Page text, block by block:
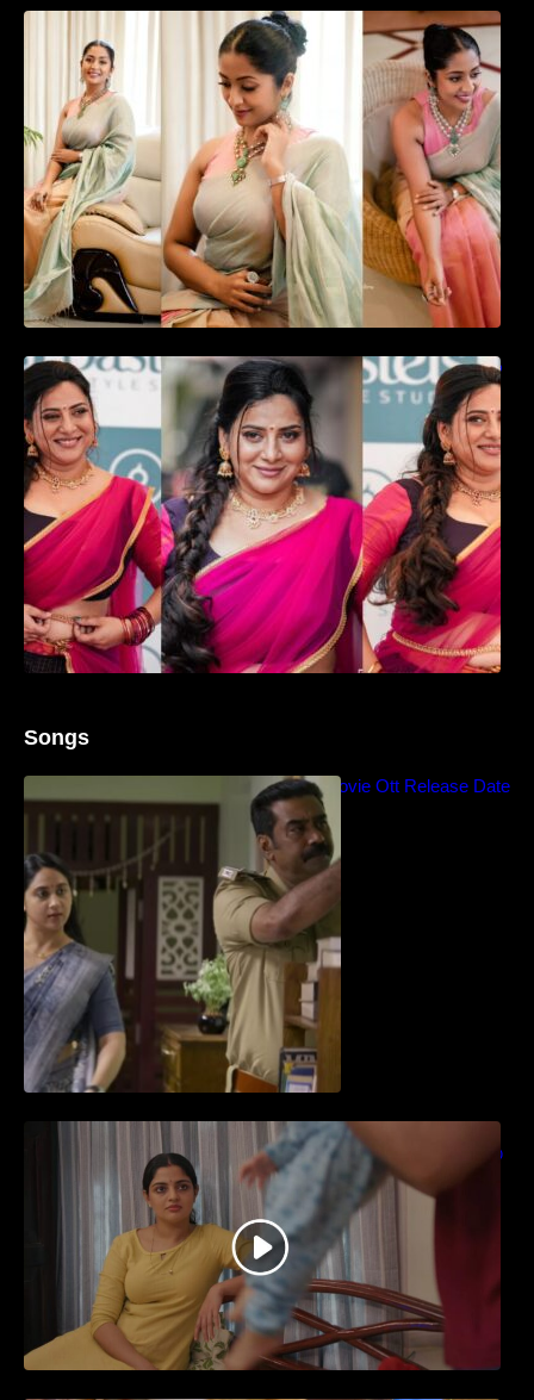
സാരിയിൽ സുന്ദരിയായി മലയിലകളുടെ
പ്രിയ താരം നവ്യാ നായർ| Malayalam
favourite actress Navya Nair cute in saree
ഉദ്ഘാടന വേദിയിൽ ആരാധരെ മയക്കുന്ന
തകർപ്പൻ ഡൻസുമായി അന്ന രാജൻ..
Songs
Blockbuster Thalavan Movie Ott Release Date
– Video Song Release
തിയേറ്ററിൽ വൻ വിജയമായി മുന്നേറിയ
ഗുരുവായൂർ അംബലനടയിൽ… വീഡിയോ
സോങ്ങ്..